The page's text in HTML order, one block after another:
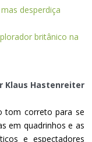
desperdiça
britânico na
Klaus Hastenreiter
tom correto para se
em quadrinhos e as
e espectadores